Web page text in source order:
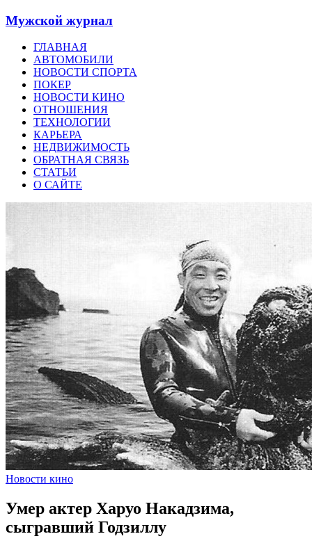
Мужской журнал
ГЛАВНАЯ
АВТОМОБИЛИ
НОВОСТИ СПОРТА
ПОКЕР
НОВОСТИ КИНО
ОТНОШЕНИЯ
ТЕХНОЛОГИИ
КАРЬЕРА
НЕДВИЖИМОСТЬ
ОБРАТНАЯ СВЯЗЬ
СТАТЬИ
О САЙТЕ
Новости кино
Умер актер Харуо Накадзима,
сыгравший Годзиллу